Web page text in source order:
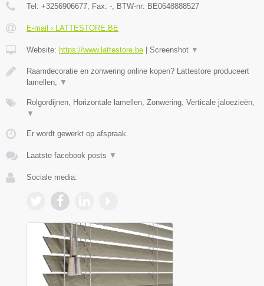
Tel: +3256906677 , Fax: - , BTW-nr: BE0648888527
E-mail › LATTESTORE.BE
Website: https://www.lattestore.be | Screenshot ▼
Raamdecoratie en zonwering online kopen? Lattestore produceert
lamellen,
▼
Rolgordijnen, Horizontale lamellen, Zonwering, Verticale jaloezieën,
▼
Er wordt gewerkt op afspraak.
Laatste facebook posts ▼
Sociale media: